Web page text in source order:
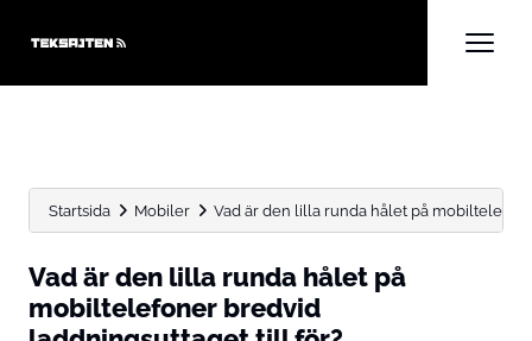
Startsida Mobiler Vad är den lilla runda hålet på
Vad är den lilla runda hålet på
mobiltelefoner bredvid